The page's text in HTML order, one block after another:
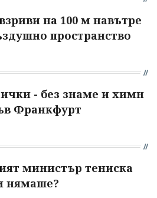
на 100 м навътре
пространство
- без знаме и химн
Франкфурт
министър тениска
нямаше?